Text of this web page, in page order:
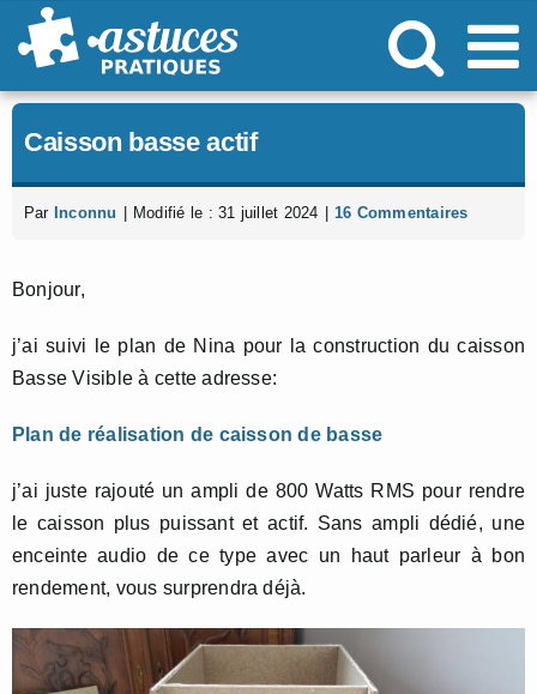
Passer
au
Caisson basse actif
Par Inconnu Modifié le : 31 juillet 2024 16 Commentaires
Bonjour,
j’ai suivi le plan de Nina pour la construction du caisson
Basse Visible à cette adresse:
Plan de réalisation de caisson de basse
j’ai juste rajouté un ampli de 800 Watts RMS pour rendre
le caisson plus puissant et actif. Sans ampli dédié, une
enceinte audio de ce type avec un haut parleur à bon
rendement, vous surprendra déjà.